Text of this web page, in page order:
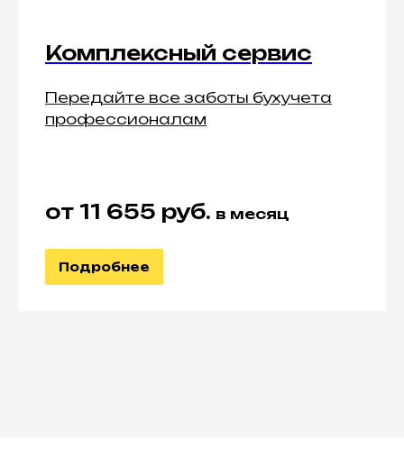
Комплексный сервис
Передайте все заботы бухучета
профессионалам
от 11 655 руб. в месяц
Подробнее